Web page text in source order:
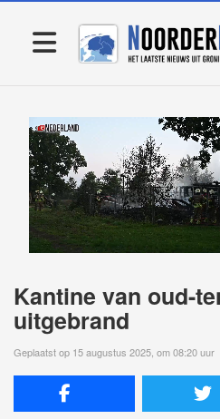
Kantine van oud-
uitgebrand
Geplaatst op 15 augustus 2025, om 08:20 uur